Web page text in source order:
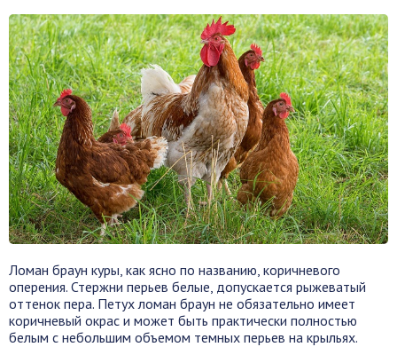
Ломан браун куры, как ясно по названию, коричневого
оперения. Стержни перьев белые, допускается рыжеватый
оттенок пера. Петух ломан браун не обязательно имеет
коричневый окрас и может быть практически полностью
белым с небольшим объемом темных перьев на крыльях.